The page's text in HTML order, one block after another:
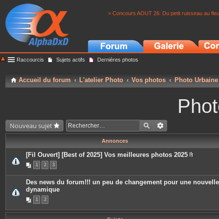
> Concours AOUT 26: Du petit ruisseau au
Raccourcis Sujets actifs Dernières photos
Accueil du forum L'atelier Photo Vos photos Photo Urbaine
Nouveau sujet
Annonces
[Fil Ouvert] [Best of 2025] Vos meilleures photos 2025
c
e
n
1 2 3
Des news du forum!!! un peu de changement pour une nouvelle
dynamique
1 2